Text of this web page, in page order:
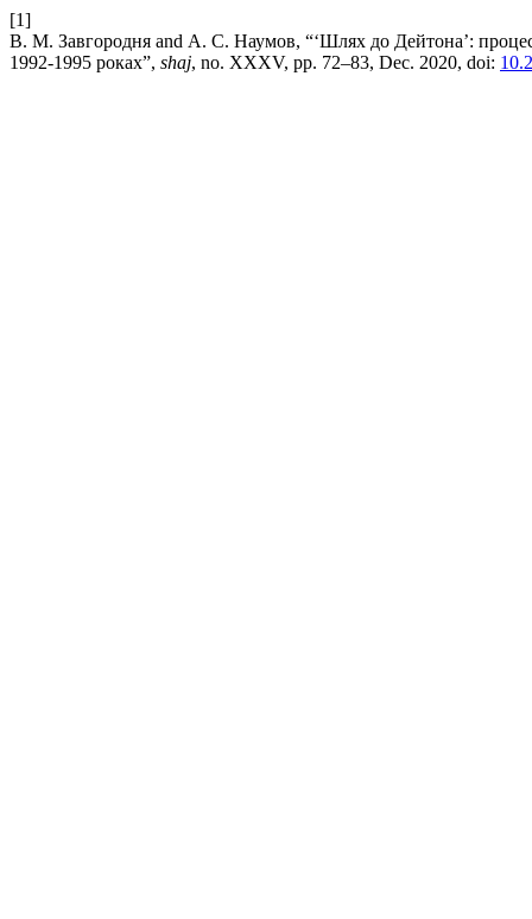
[1]
В. М. Завгородня and А. С. Наумов, “‘Шлях до Дейтона’: процес
1992-1995 роках”, shaj, no. XXXV, pp. 72–83, Dec. 2020, doi: